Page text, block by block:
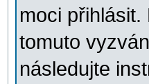
moci
tomuto
následujte